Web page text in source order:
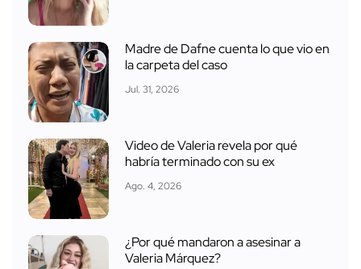
Madre de Dafne cuenta lo que vio en
la carpeta del caso
Jul. 31, 2026
Video de Valeria revela por qué
habría terminado con su ex
Ago. 4, 2026
¿Por qué mandaron a asesinar a
Valeria Márquez?